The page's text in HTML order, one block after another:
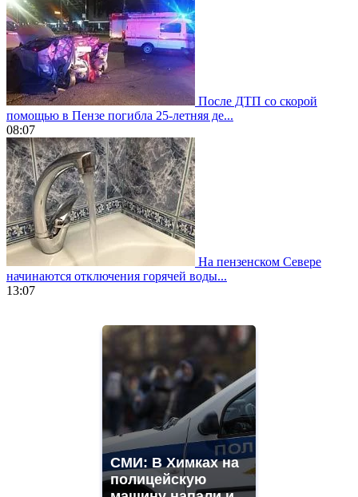
После ДТП со скорой
помощью в Пензе погибла 25-летняя де...
08:07
На пензенском Севере
начинаются отключения горячей воды...
13:07
https://gradewatches.to/
СМИ: В Химках на
полицейскую